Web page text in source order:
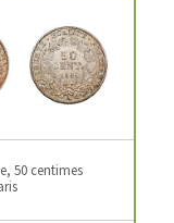
50 centimes